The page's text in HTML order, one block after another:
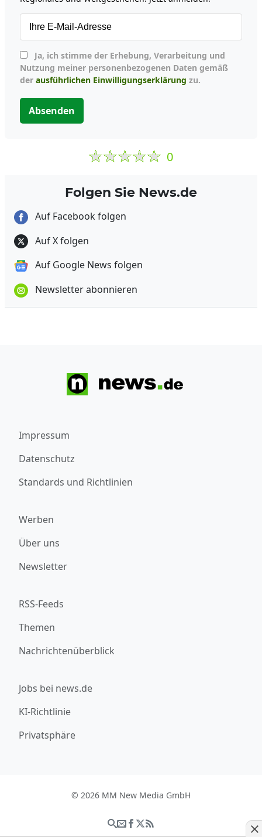
Nutzung meiner personenbezogenen Daten gemäß
der ausführlichen Einwilligungserklärung zu.
Absenden
0
Folgen Sie News.de
Auf Facebook folgen
Auf X folgen
Auf Google News folgen
Newsletter abonnieren
Impressum
Datenschutz
Standards und Richtlinien
Werben
Über uns
Newsletter
RSS-Feeds
Themen
Nachrichtenüberblick
Jobs bei news.de
KI-Richtlinie
Privatsphäre
© 2026 MM New Media GmbH